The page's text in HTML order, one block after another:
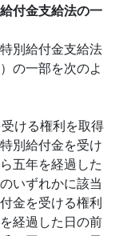
付金支給法の一
別給付金支給法
の一部を次のよ
ける権利を取得
別給付金を受け
五年を経過した
いずれかに該当
金を受ける権利
経過した日の前